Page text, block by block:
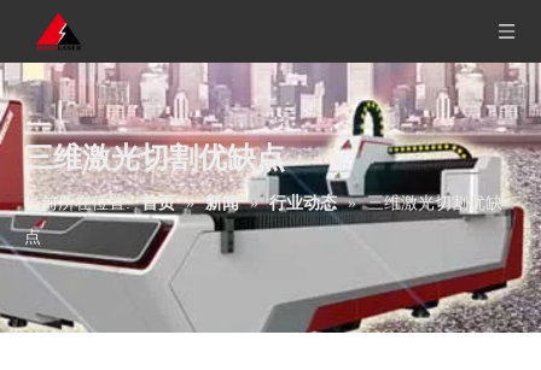
三维激光切割优缺点
当前所在位置: 首页 » 新闻 » 行业动态 » 三维激光切割优缺
点